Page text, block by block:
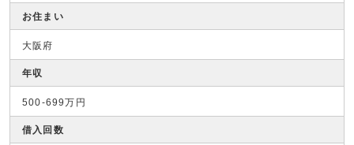
お住まい
大阪府
年収
500-699万円
借入回数